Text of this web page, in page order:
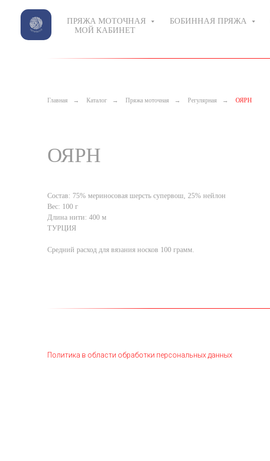
ПРЯЖА МОТОЧНАЯ БОБИННАЯ ПРЯЖА
МОЙ КАБИНЕТ
Главная → Каталог → Пряжа моточная → Регулярная → ОЯРН
ОЯРН
Состав: 75% мериносовая шерсть супервош, 25% нейлон
Вес: 100 г
Длина нити: 400 м
ТУРЦИЯ
Средний расход для вязания носков 100 грамм.
Политика в области обработки персональных данных